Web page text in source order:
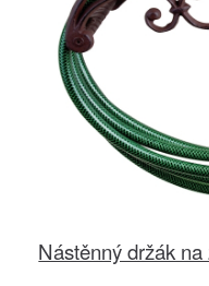
Nástěnný držák